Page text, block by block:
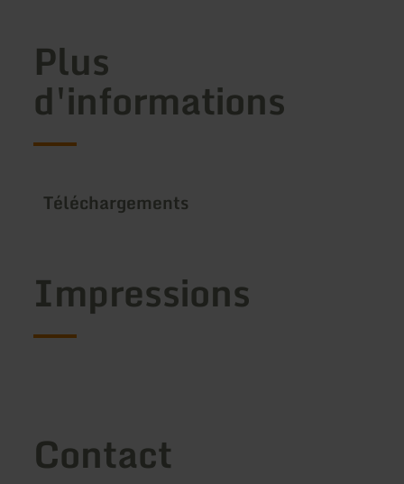
Plus
d'informations
Téléchargements
Impressions
Contact